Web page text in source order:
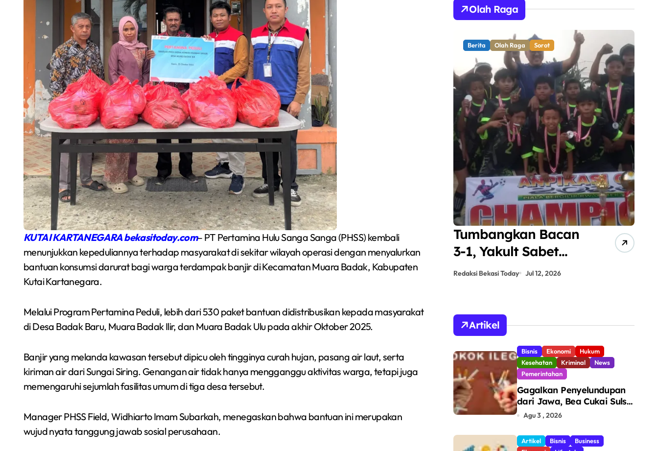
KUTAI KARTANEGARA bekasitoday.com– PT Pertamina Hulu Sanga Sanga (PHSS) kembali
menunjukkan kepeduliannya terhadap masyarakat di sekitar wilayah operasi dengan menyalurkan
bantuan konsumsi darurat bagi warga terdampak banjir di Kecamatan Muara Badak, Kabupaten
Kutai Kartanegara.
Melalui Program Pertamina Peduli, lebih dari 530 paket bantuan didistribusikan kepada masyarakat
di Desa Badak Baru, Muara Badak Ilir, dan Muara Badak Ulu pada akhir Oktober 2025.
Banjir yang melanda kawasan tersebut dipicu oleh tingginya curah hujan, pasang air laut, serta
kiriman air dari Sungai Siring. Genangan air tidak hanya mengganggu aktivitas warga, tetapi juga
memengaruhi sejumlah fasilitas umum di tiga desa tersebut.
Manager PHSS Field, Widhiarto Imam Subarkah, menegaskan bahwa bantuan ini merupakan
wujud nyata tanggung jawab sosial perusahaan.
Olah Raga
Berita Olah Raga Sorot
Semarakkan Budaya
Gowes Malam, Warga
Inisiasi Gerakan Night
Ride Rutin di Babelan
Redaksi Bekasi Today Agu 1, 2026
Berita Event Olah Raga
Siswa SMPN 1
Cikarang Selatan Raih
Medali Perak di
Sumsel 2026
Redaksi Bekasi Today Jul 30, 2026
Berita Olah Raga Sorot
Tumbangkan Bacan
3-1, Yakult Sabet
Gelar Juara
Redaksi Bekasi Today Jul 12, 2026
Artikel
Bisnis Ekonomi
Hukum
Kesehatan
Kriminal
News
Pemerintahan
Gagalkan Penyelundupan
dari Jawa, Bea Cukai Sulsel
Sita 7,8 Juta Batang Rokok
di Makassar
Agu 3 , 2026
Artikel Bisnis
Business